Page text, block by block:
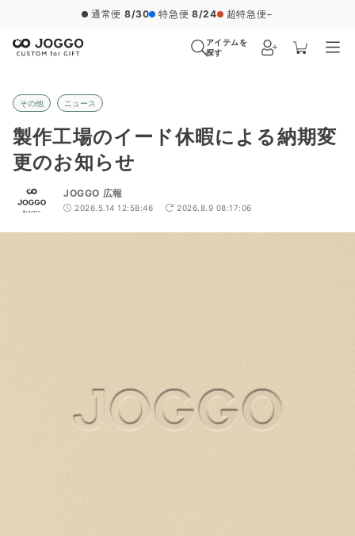
通常便 8/30 特急便 8/24 超特急便−
アイテムを
探す
その他 ニュース
製作工場のイード休暇による納期変
更のお知らせ
JOGGO 広報
2026.5.14 12:58:46 2026.8.9 08:17:06